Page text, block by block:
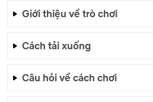
Giới thiệu về trò chơi
Cách tải xuống
Câu hỏi về cách chơi